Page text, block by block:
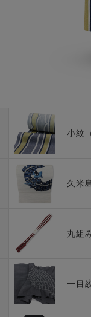
小紋
久米
丸組
一目